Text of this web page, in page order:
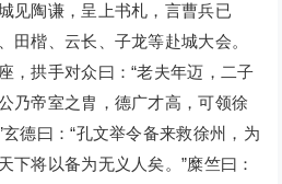
陶谦，呈上书札，言曹兵已
田楷、云长、子龙等赴城大会。
，拱手对众曰：“老夫年迈，二子
乃帝室之胄，德广才高，可领徐
德曰：“孔文举令备来救徐州，为
下将以备为无义人矣。”糜竺曰：